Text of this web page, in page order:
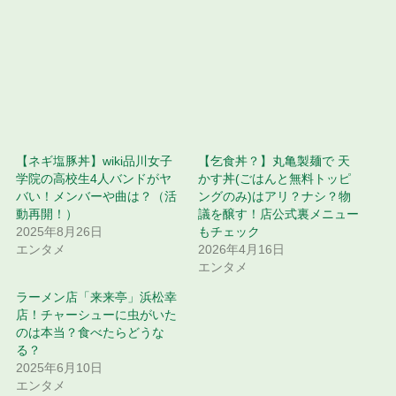
【ネギ塩豚丼】wiki品川女子
学院の高校生4人バンドがヤ
バい！メンバーや曲は？（活
動再開！）
2025年8月26日
エンタメ
【乞食丼？】丸亀製麺で 天
かす丼(ごはんと無料トッピ
ングのみ)はアリ？ナシ？物
議を醸す！店公式裏メニュー
もチェック
2026年4月16日
エンタメ
ラーメン店「来来亭」浜松幸
店！チャーシューに虫がいた
のは本当？食べたらどうな
る？
2025年6月10日
エンタメ